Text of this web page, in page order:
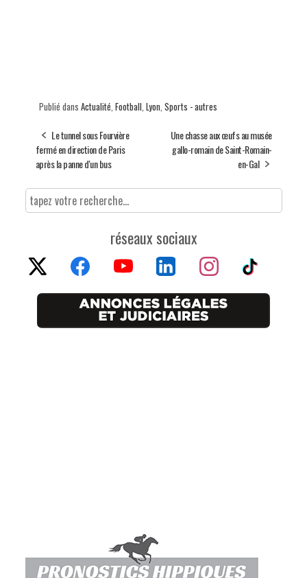
Publié dans Actualité, Football, Lyon, Sports - autres
Le tunnel sous Fourvière
fermé en direction de Paris
après la panne d'un bus
Une chasse aux œufs au musée
gallo-romain de Saint-Romain-
en-Gal
réseaux sociaux